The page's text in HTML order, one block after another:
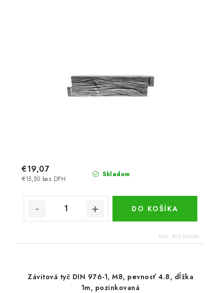
Skladom
€15,50 bez DPH
€19,07
DO KOŠÍKA
Kód: BDZ-100-DR1
Závitová tyč DIN 976-1, M8, pevnosť 4.8, dĺžka
1m, pozinkovaná